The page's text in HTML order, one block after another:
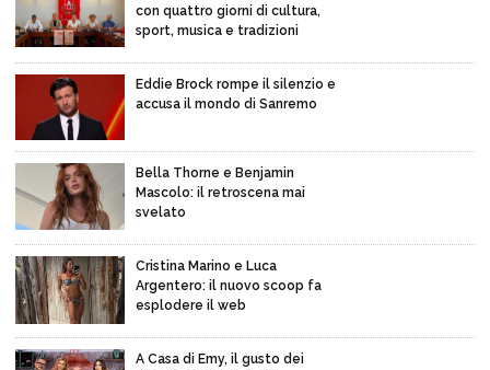
con quattro giorni di cultura,
sport, musica e tradizioni
Eddie Brock rompe il silenzio e
accusa il mondo di Sanremo
Bella Thorne e Benjamin
Mascolo: il retroscena mai
svelato
Cristina Marino e Luca
Argentero: il nuovo scoop fa
esplodere il web
A Casa di Emy, il gusto dei